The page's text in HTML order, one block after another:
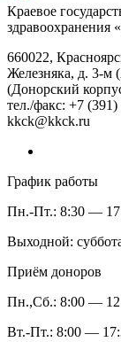
Краевое
здравоохранения
660022,
Железняка, д. 3-м
(Донорский
тел./факс: +7
kkck@kkck.ru
График работы
Пн.-Пт.: 8:30 —
Выходной:
Приём доноров
Пн.,Сб.: 8:00 —
Вт.-Пт.: 8:00 —